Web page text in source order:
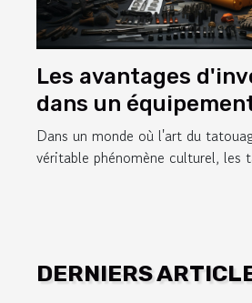
Les avantages
dans un
professionnel pour
tatoueurs
Dans un monde où l'art du
véritable phénomène culturel, les
DERNIERS